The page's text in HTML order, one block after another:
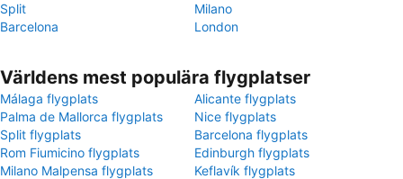
Split
Milano
Barcelona
London
Världens mest populära flygplatser
Málaga flygplats
Alicante flygplats
Palma de Mallorca flygplats
Nice flygplats
Split flygplats
Barcelona flygplats
Rom Fiumicino flygplats
Edinburgh flygplats
Milano Malpensa flygplats
Keflavík flygplats